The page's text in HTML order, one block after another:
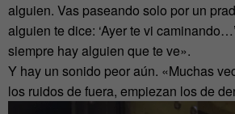
alguien. Vas paseando solo por un
alguien te dice: ‘Ayer te vi
siempre hay alguien que te ve».
Y hay un sonido peor aún. «Muchas
los ruidos de fuera, empiezan los de